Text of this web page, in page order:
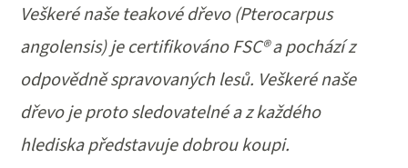
Veškeré naše teakové dřevo (Pterocarpus
angolensis) je certifikováno FSC® a pochází z
odpovědně spravovaných lesů. Veškeré naše
dřevo je proto sledovatelné a z každého
hlediska představuje dobrou koupi.